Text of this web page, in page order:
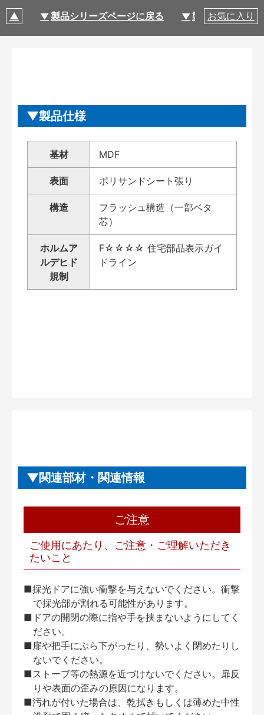
製品シリーズページに戻る 製品仕様
お気に入り
製品仕様
基材 MDF
表面 ポリサンドシート張り
構造
フラッシュ構造（一部ベタ
芯）
ホルムア
ルデヒド
規制
F☆☆☆☆ 住宅部品表示ガイ
ドライン
関連部材・関連情報
ご注意
ご使用にあたり、ご注意・ご理解いただき
たいこと
■採光ドアに強い衝撃を与えないでください。衝撃
で採光部が割れる可能性があります。
■ドアの開閉の際に指や手を挟まないようにしてく
ださい。
■扉や把手にぶら下がったり、勢いよく閉めたりし
ないでください。
■ストーブ等の熱源を近づけないでください。扉反
りや表面の歪みの原因になります。
■汚れが付いた場合は、乾拭きもしくは薄めた中性